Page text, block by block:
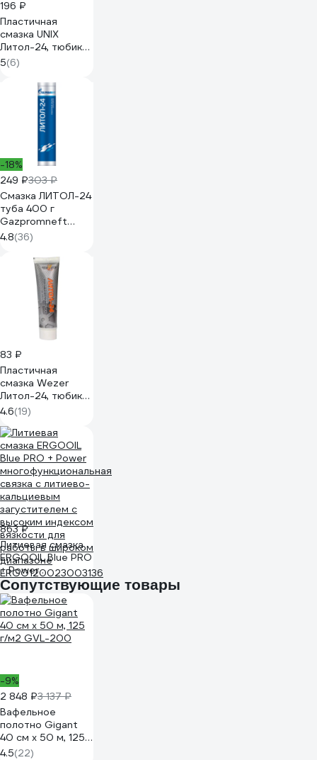
196 ₽
Пластичная
смазка UNIX
Литол-24, тюбик
250гр 4632610
5(6)
-18%
249 ₽303 ₽
Смазка ЛИТОЛ-24
туба 400 г
Gazpromneft
2389906872
4.8(36)
83 ₽
Пластичная
смазка Wezer
Литол-24, тюбик
100гр 4632627
4.6(19)
863 ₽
Литиевая смазка
ERGOOIL Blue PRO
+ Power
многофункциональная
связка с литиево-
кальциевым
загустителем с
высоким индексом
вязкости для
диапазоне
ERGO120023003136
Сопутствующие товары
-9%
2 848 ₽3 137 ₽
Вафельное
полотно Gigant
40 см х 50 м, 125
г/м2 GVL-200
4.5(22)